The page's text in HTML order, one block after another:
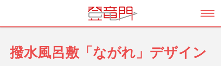
撥水風呂敷「ながれ」デザイン